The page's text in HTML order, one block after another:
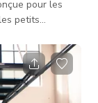
pour les
petits
un PARKING
dans un
bois brut